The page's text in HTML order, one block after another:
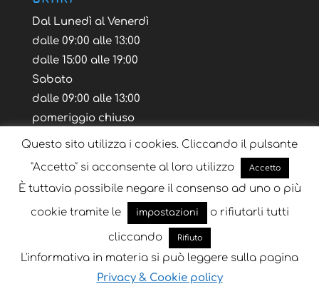
Dal Lunedì al Venerdì
dalle 09:00 alle 13:00
dalle 15:00 alle 19:00
Sabato
dalle 09:00 alle 13:00
pomeriggio chiuso
Blog Tutorial Layout Volantino
Progettato daKey Seven| Sviluppato da
Questo sito utilizza i cookies. Cliccando il pulsante
"Accetto" si acconsente al loro utilizzo
Accetto
È tuttavia possibile negare il consenso ad uno o più
cookie tramite le
impostazioni o rifiutarli tutti
cliccando Rifiuto
L'informativa in materia si può leggere sulla pagina
Privacy & Cookie policy